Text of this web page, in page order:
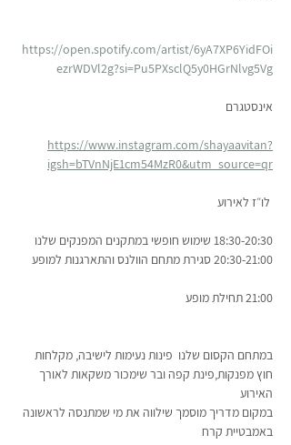
https://open.spotify.com/artist/6yA7XP6YidFOi
ezrWDVl2g?si=Pu5PXsclQ5y0HGrNlvg5Vg
אינסטגרם
https://www.instagram.com/shayaavitan?
igsh=bTVnNjE1cm54MzR0&utm_source=qr
18:30-20:30 שימוש חופשי במתקנים המפנקים שלנו
20:30-21:00 סגירת מתחם הוולנס והתארגנות למופע
21:00 תחילת מופע
במתחם הקסום שלנו  פינות נעימות לישיבה, מקלחות
חוץ מפנקות,פינת קפה ובר שימכור משקאות לאורך
האירוע
במקום מדריך מוסמך שילווה את מי שמתנסה לראשונה
באמבטיית קרח